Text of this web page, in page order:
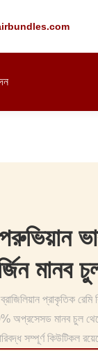
মানব
প্রাকৃতিক রেমি
অপ্রসেসড মানব চুল
সম্পূর্ণ কিউটিকল